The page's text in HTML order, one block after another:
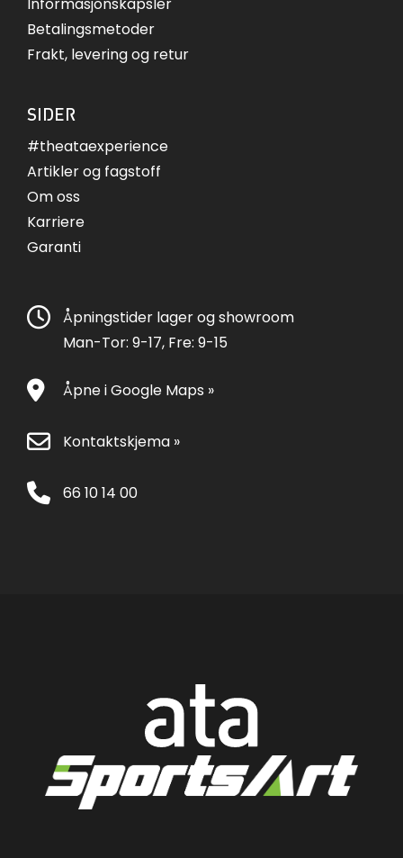
Betalingsmetoder
Frakt, levering og retur
SIDER
#theataexperience
Artikler og fagstoff
Om oss
Karriere
Garanti
Åpningstider lager og showroom
Man-Tor: 9-17, Fre: 9-15
Åpne i Google Maps »
Kontaktskjema »
66 10 14 00